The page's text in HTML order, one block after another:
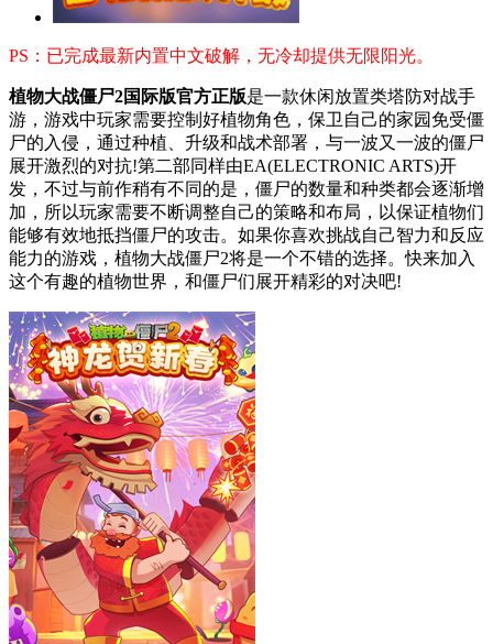
PS：已完成最新内置中文破解，无冷却提供无限阳光。
植物大战僵尸2国际版官方正版是一款休闲放置类塔防对战手
游，游戏中玩家需要控制好植物角色，保卫自己的家园免受僵
尸的入侵，通过种植、升级和战术部署，与一波又一波的僵尸
展开激烈的对抗!第二部同样由EA(ELECTRONIC ARTS)开
发，不过与前作稍有不同的是，僵尸的数量和种类都会逐渐增
加，所以玩家需要不断调整自己的策略和布局，以保证植物们
能够有效地抵挡僵尸的攻击。如果你喜欢挑战自己智力和反应
能力的游戏，植物大战僵尸2将是一个不错的选择。快来加入
这个有趣的植物世界，和僵尸们展开精彩的对决吧!